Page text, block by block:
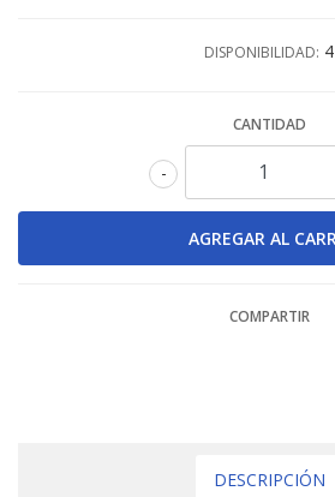
DISPONIBILIDAD: 4
CANTIDAD
-
COMPARTIR
DESCRIPCIÓN